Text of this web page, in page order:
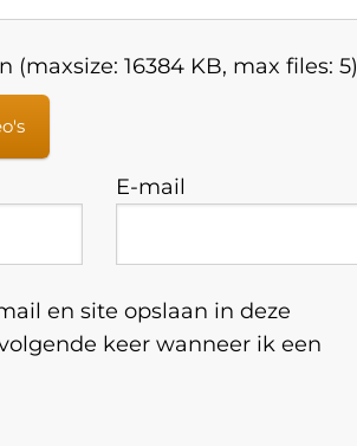
(maxsize: 16384 KB, max files: 5)
E-mail
en site opslaan in deze
keer wanneer ik een